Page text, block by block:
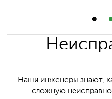
Наши инженеры знают,
сложную